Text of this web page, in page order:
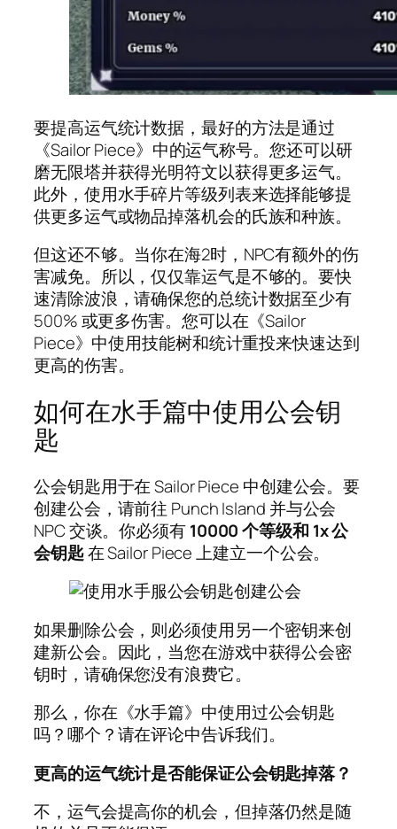
要提高运气统计数据，最好的方法是通过
《Sailor Piece》中的运气称号。您还可以研
磨无限塔并获得光明符文以获得更多运气。
此外，使用水手碎片等级列表来选择能够提
供更多运气或物品掉落机会的氏族和种族。
但这还不够。当你在海2时，NPC有额外的伤
害减免。所以，仅仅靠运气是不够的。要快
速清除波浪，请确保您的总统计数据至少有
500% 或更多伤害。您可以在《Sailor
Piece》中使用技能树和统计重投来快速达到
更高的伤害。
如何在水手篇中使用公会钥
匙
公会钥匙用于在 Sailor Piece 中创建公会。要
创建公会，请前往 Punch Island 并与公会
NPC 交谈。你必须有10000 个等级和 1x 公
会钥匙在 Sailor Piece 上建立一个公会。
如果删除公会，则必须使用另一个密钥来创
建新公会。因此，当您在游戏中获得公会密
钥时，请确保您没有浪费它。
那么，你在《水手篇》中使用过公会钥匙
吗？哪个？请在评论中告诉我们。
更高的运气统计是否能保证公会钥匙掉落？
不，运气会提高你的机会，但掉落仍然是随